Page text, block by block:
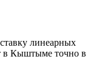
линеарных
в Кыштыме точно в